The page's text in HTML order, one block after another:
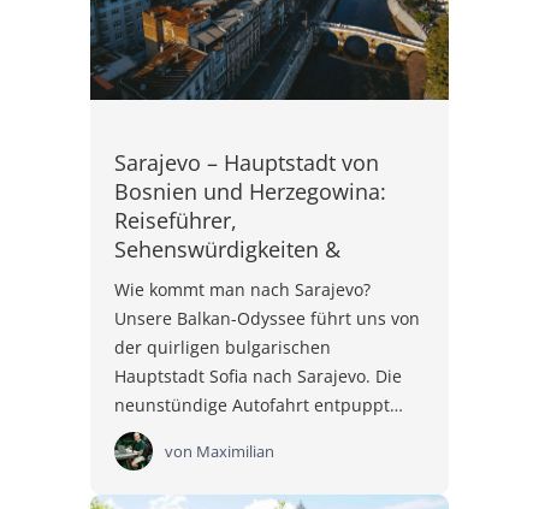
Sarajevo – Hauptstadt von
Bosnien und Herzegowina:
Reiseführer,
Sehenswürdigkeiten &
Wie kommt man nach Sarajevo?
Unsere Balkan-Odyssee führt uns von
der quirligen bulgarischen
Hauptstadt Sofia nach Sarajevo. Die
neunstündige Autofahrt entpuppt…
von Maximilian